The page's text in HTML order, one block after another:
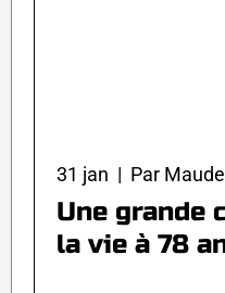
31 jan | Par
Une grande
la vie à 78